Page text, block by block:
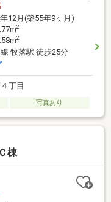
12月(築55年9ヶ月)
2
2
牧落駅 徒歩25分
丁目
写真あり
棟